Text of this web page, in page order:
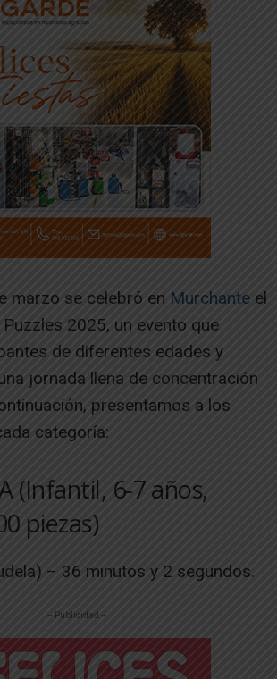
marzo se celebró en Murchante el
2025, un evento que
de diferentes edades y
jornada llena de concentración
presentamos a los
categoría:
(Infantil, 6-7 años,
piezas)
– 36 minutos y 2 segundos.
-- Publicidad --